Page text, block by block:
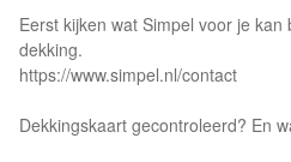
Eerst kijken wat Simpel voor je
dekking.
https://www.simpel.nl/contact
Dekkingskaart gecontroleerd? En